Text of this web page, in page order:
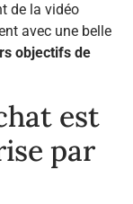
de la vidéo
avec une belle
objectifs de
est
par